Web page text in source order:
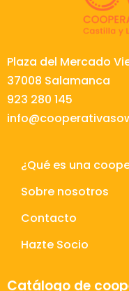
Plaza del Mercado
37008 Salamanca
923 280 145
¿Qué es una
Sobre nosotros
Contacto
Hazte Socio
Catálogo de